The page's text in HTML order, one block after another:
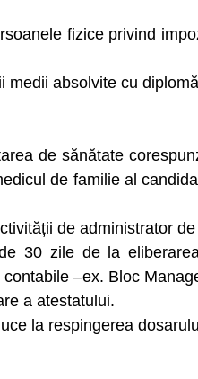
fizice privind
absolvite cu
de sănătate
de familie al
de administrator
30 zile de la
–ex. Bloc
a atestatului.
la respingerea